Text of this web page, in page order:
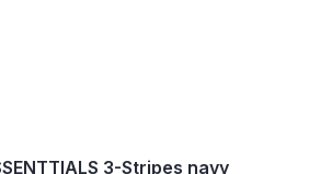
3-Stripes navy